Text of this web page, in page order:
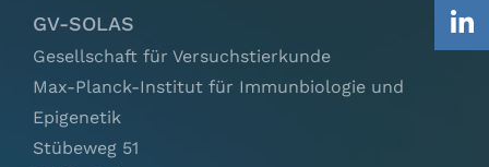
GV-SOLAS
Gesellschaft für Versuchstierkunde
Max-Planck-Institut für Immunbiologie und
Epigenetik
Stübeweg 51